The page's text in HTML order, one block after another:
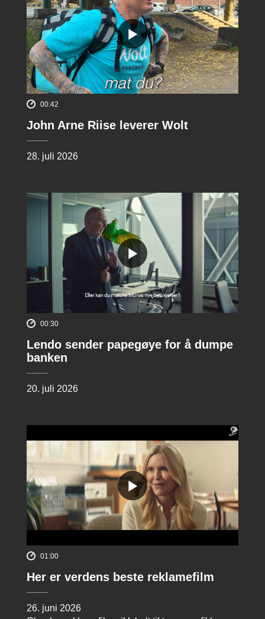
00:42
John Arne Riise leverer Wolt
28. juli 2026
00:30
Lendo sender papegøye for å dumpe
banken
20. juli 2026
01:00
Her er verdens beste reklamefilm
26. juni 2026